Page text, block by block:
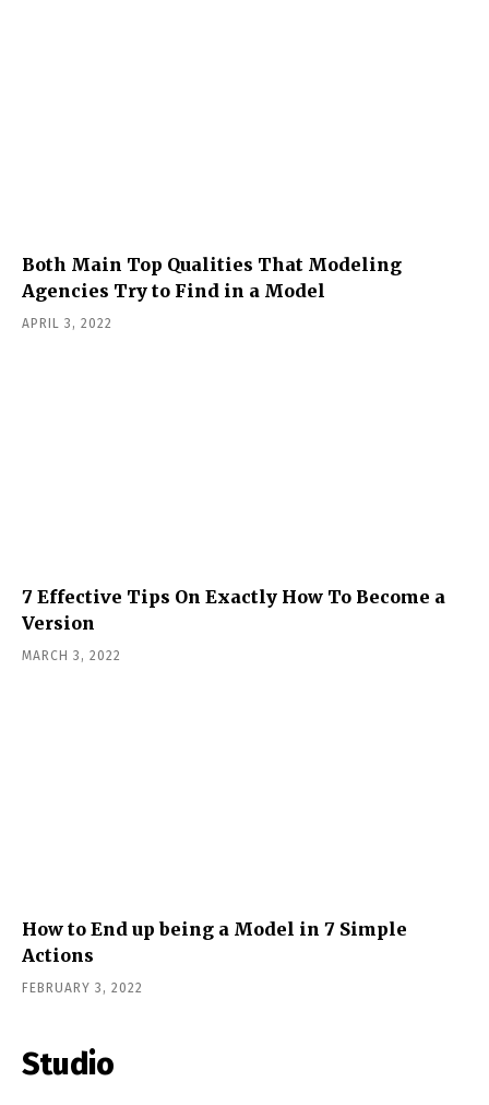
Both Main Top Qualities That Modeling
Agencies Try to Find in a Model
APRIL 3, 2022
7 Effective Tips On Exactly How To Become a
Version
MARCH 3, 2022
How to End up being a Model in 7 Simple
Actions
FEBRUARY 3, 2022
Studio